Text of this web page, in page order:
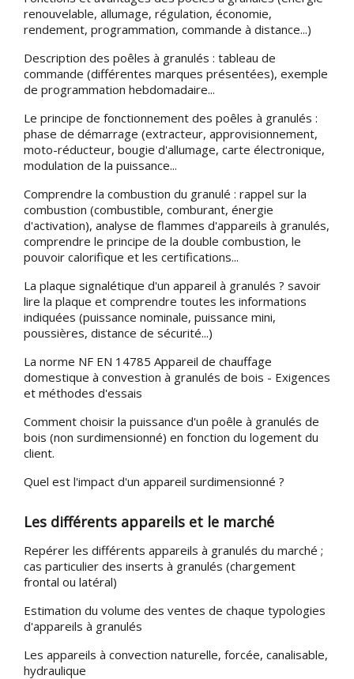
renouvelable, allumage, régulation, économie,
rendement, programmation, commande à distance...)
Description des poêles à granulés : tableau de
commande (différentes marques présentées), exemple
de programmation hebdomadaire...
Le principe de fonctionnement des poêles à granulés :
phase de démarrage (extracteur, approvisionnement,
moto-réducteur, bougie d'allumage, carte électronique,
modulation de la puissance...
Comprendre la combustion du granulé : rappel sur la
combustion (combustible, comburant, énergie
d'activation), analyse de flammes d'appareils à granulés,
comprendre le principe de la double combustion, le
pouvoir calorifique et les certifications...
La plaque signalétique d'un appareil à granulés ? savoir
lire la plaque et comprendre toutes les informations
indiquées (puissance nominale, puissance mini,
poussières, distance de sécurité...)
La norme NF EN 14785 Appareil de chauffage
domestique à convestion à granulés de bois - Exigences
et méthodes d'essais
Comment choisir la puissance d'un poêle à granulés de
bois (non surdimensionné) en fonction du logement du
client.
Quel est l'impact d'un appareil surdimensionné ?
Les différents appareils et le marché
Repérer les différents appareils à granulés du marché ;
cas particulier des inserts à granulés (chargement
frontal ou latéral)
Estimation du volume des ventes de chaque typologies
d'appareils à granulés
Les appareils à convection naturelle, forcée, canalisable,
hydraulique